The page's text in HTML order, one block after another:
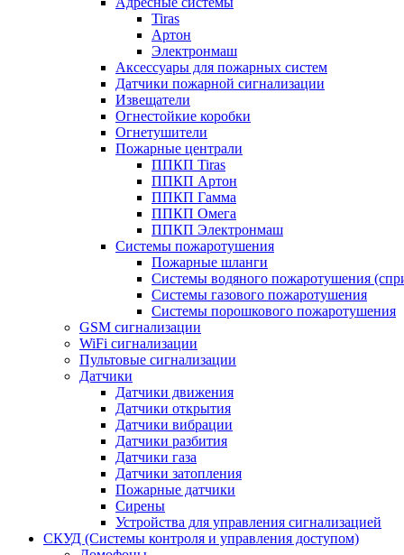
Tiras
Артон
Электронмаш
Аксессуары для пожарных систем
Датчики пожарной сигнализации
Извещатели
Огнестойкие коробки
Огнетушители
Пожарные централи
ППКП Tiras
ППКП Артон
ППКП Гамма
ППКП Омега
ППКП Электронмаш
Системы пожаротушения
Пожарные шланги
Системы водяного пожаротушения
Системы газового пожаротушения
Системы порошкового пожаротушения
GSM сигнализации
WiFi сигнализации
Пультовые сигнализации
Датчики
Датчики движения
Датчики открытия
Датчики вибрации
Датчики разбития
Датчики газа
Датчики затопления
Пожарные датчики
Сирены
Устройства для управления сигнализацией
СКУД (Системы контроля и управления доступом)